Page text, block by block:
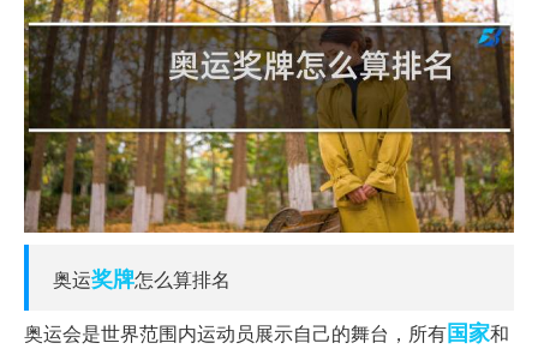
奥运奖牌怎么算排名
奥运会是世界范围内运动员展示自己的舞台，所有国家和